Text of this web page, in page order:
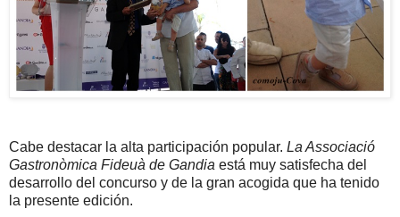
Cabe destacar la alta participación popular. La Associació
Gastronòmica Fideuà de Gandia está muy satisfecha del
desarrollo del concurso y de la gran acogida que ha tenido
la presente edición.